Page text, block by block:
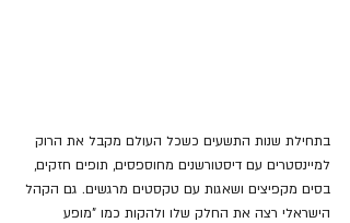
בתחילת שנות התשעים כשכל העולם מקבל את הרוק
למיינסטרים עם דיסטורשנים מחוספסים, תופים חזקים,
בסים מקפיצים ושאגות עם טקסטים מרגשים. גם הקהל
הישראלי רצה את החלק שלו ולהקות כמו "מופע